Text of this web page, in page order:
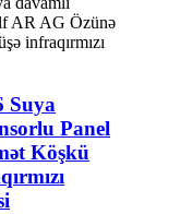
Suya
Panel
Köşkü